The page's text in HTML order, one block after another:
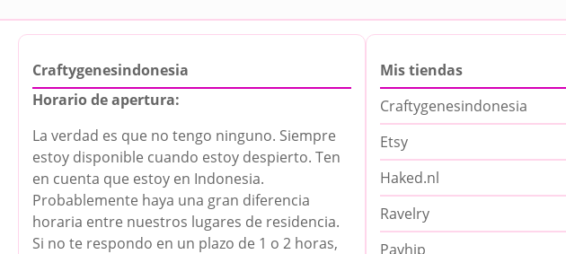
Craftygenesindonesia
Horario de apertura:
La verdad es que no tengo ninguno. Siempre
estoy disponible cuando estoy despierto. Ten
en cuenta que estoy en Indonesia.
Probablemente haya una gran diferencia
horaria entre nuestros lugares de residencia.
Si no te respondo en un plazo de 1 o 2 horas,
Mis tiendas
Craftygenesindonesia
Etsy
Haked.nl
Ravelry
Payhip